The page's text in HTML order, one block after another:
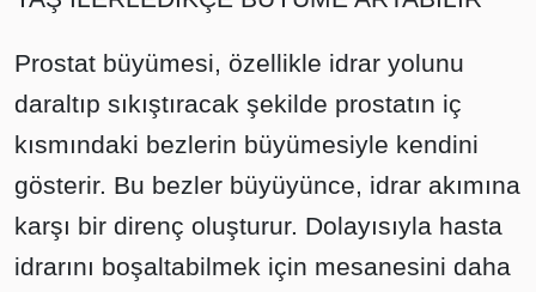
Prostat büyümesi, özellikle idrar yolunu
daraltıp sıkıştıracak şekilde prostatın iç
kısmındaki bezlerin büyümesiyle kendini
gösterir. Bu bezler büyüyünce, idrar akımına
karşı bir direnç oluşturur. Dolayısıyla hasta
idrarını boşaltabilmek için mesanesini daha